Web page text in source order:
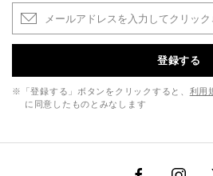
登録する
※「登録する」ボタンをクリックすると、 利用
に同意したものとみなします